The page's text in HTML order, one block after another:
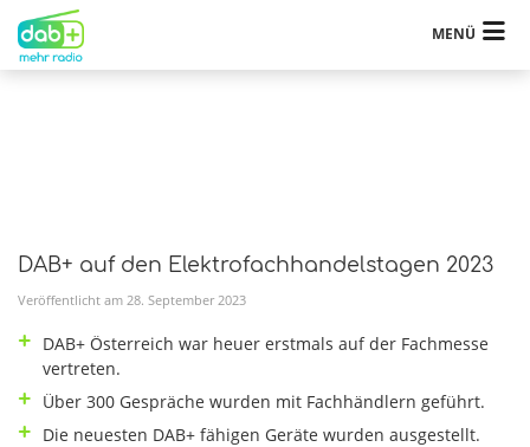
MENÜ
DAB+ auf den Elektrofachhandelstagen 2023
Veröffentlicht am 28. September 2023
DAB+ Österreich war heuer erstmals auf der Fachmesse
vertreten.
Über 300 Gespräche wurden mit Fachhändlern geführt.
Die neuesten DAB+ fähigen Geräte wurden ausgestellt.